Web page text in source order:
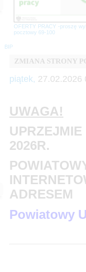
OFERTY PRACY -proszę
pocztowy 69-100
BIP
ZMIANA STRONY
piątek, 27.02.2026
UWAGA!
2026R.
ADRESEM
Powiatowy